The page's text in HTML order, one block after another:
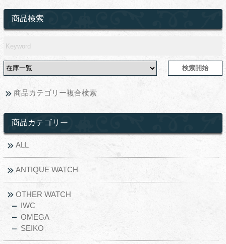
商品検索
商品カテゴリー複合検索
商品カテゴリー
ALL
ANTIQUE WATCH
OTHER WATCH
IWC
OMEGA
SEIKO